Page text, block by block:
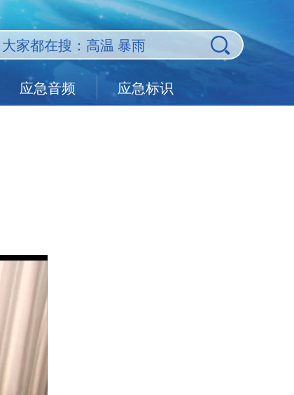
应急音频 应急标识